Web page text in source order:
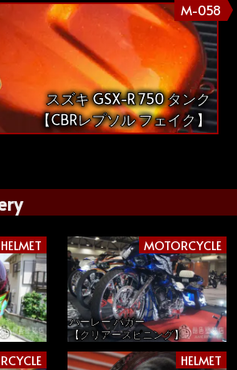
M-058
スズキ GSX-R 750 タンク
【CBRレプソル フェイク】
HELMET MOTORCYCLE
ハーレー バガー
【クリアースピニング】
HELMET